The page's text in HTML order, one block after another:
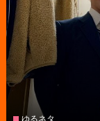
ゆるネタ